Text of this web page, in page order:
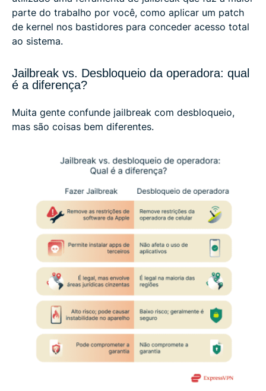
parte do trabalho por você, como aplicar um patch
de kernel nos bastidores para conceder acesso total
ao sistema.
Jailbreak vs. Desbloqueio da operadora: qual
é a diferença?
Muita gente confunde jailbreak com desbloqueio,
mas são coisas bem diferentes.